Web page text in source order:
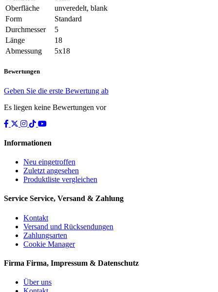
Oberfläche
unveredelt, blank
Form
Standard
Durchmesser
5
Länge
18
Abmessung
5x18
Bewertungen
Geben Sie die erste Bewertung ab
Es liegen keine Bewertungen vor
Informationen
Neu eingetroffen
Zuletzt angesehen
Produktliste vergleichen
Service Service, Versand & Zahlung
Kontakt
Versand und Rücksendungen
Zahlungsarten
Cookie Manager
Firma Firma, Impressum & Datenschutz
Über uns